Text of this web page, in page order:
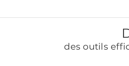
des outils